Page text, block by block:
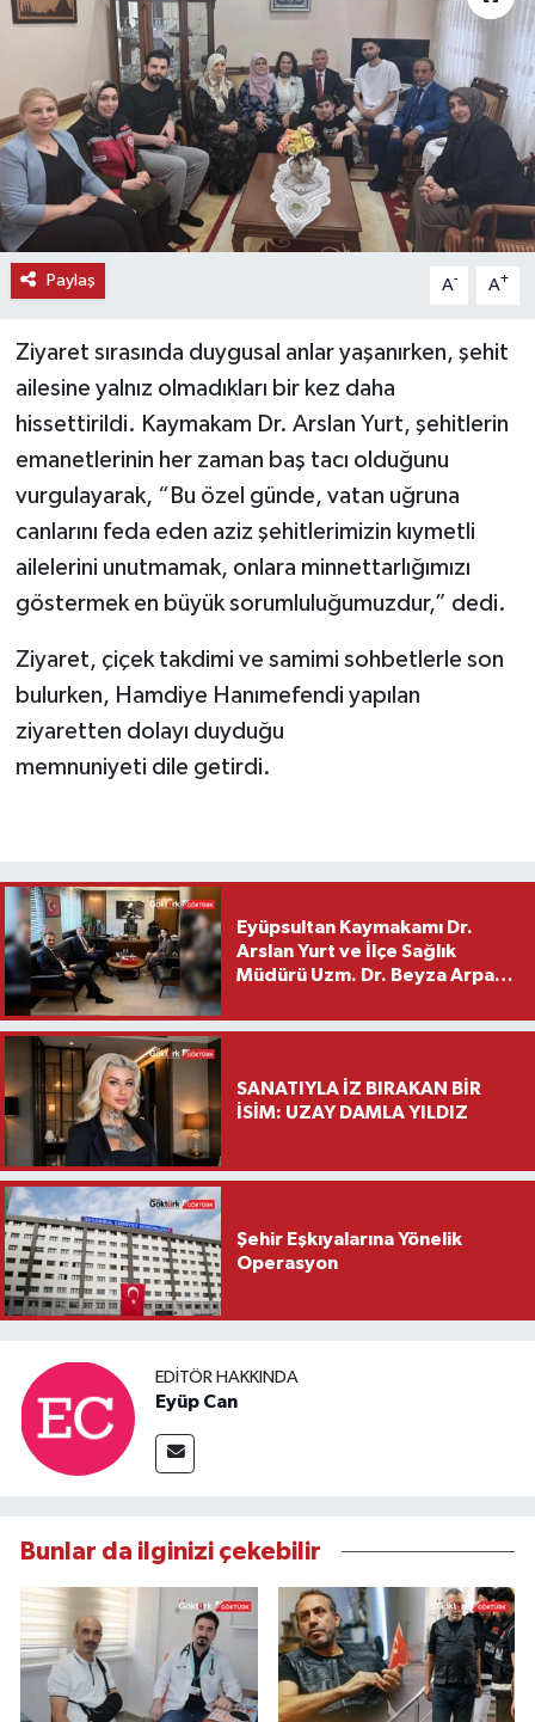
Paylaş A- A+
Ziyaret sırasında duygusal anlar yaşanırken, şehit
ailesine yalnız olmadıkları bir kez daha
hissettirildi. Kaymakam Dr. Arslan Yurt, şehitlerin
emanetlerinin her zaman baş tacı olduğunu
vurgulayarak, “Bu özel günde, vatan uğruna
canlarını feda eden aziz şehitlerimizin kıymetli
ailelerini unutmamak, onlara minnettarlığımızı
göstermek en büyük sorumluluğumuzdur,” dedi.
Ziyaret, çiçek takdimi ve samimi sohbetlerle son
bulurken, Hamdiye Hanımefendi yapılan
ziyaretten dolayı duyduğu
memnuniyeti dile getirdi.
Eyüpsultan Kaymakamı Dr.
Arslan Yurt ve İlçe Sağlık
Müdürü Uzm. Dr. Beyza Arpacı
Ziyareti
SANATIYLA İZ BIRAKAN BİR
İSİM: UZAY DAMLA YILDIZ
Şehir Eşkıyalarına Yönelik
Operasyon
EDITÖR HAKKINDA
Eyüp Can
Bunlar da ilginizi çekebilir
TİCARET
YAŞAM